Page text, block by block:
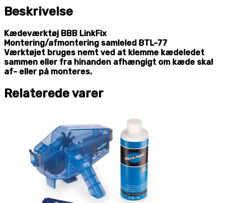
Beskrivelse
Kædeværktøj BBB LinkFix
Montering/afmontering samleled BTL-77
Værktøjet bruges nemt ved at klemme kædeledet
sammen eller fra hinanden afhængigt om kæde skal
af- eller på monteres.
Relaterede varer